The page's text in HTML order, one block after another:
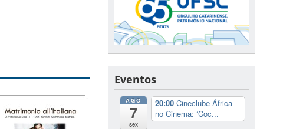
Eventos
AGO
7
sex
20:00 Cineclube África
no Cinema: ‘Coc...